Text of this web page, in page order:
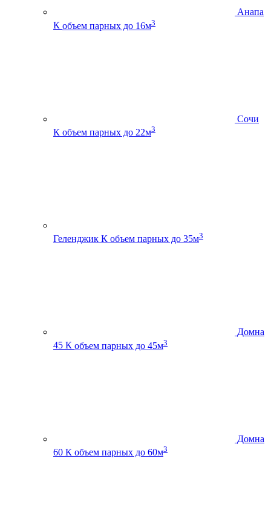
Анапа
К объем парных до 16м3
Сочи
К объем парных до 22м3
Геленджик К объем парных до 35м3
Домна
45 К объем парных до 45м3
Домна
60 К объем парных до 60м3